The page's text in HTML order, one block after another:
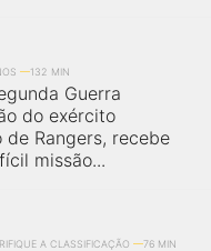
132 MIN
Guerra
do exército
de Rangers, recebe
missão...
A CLASSIFICAÇÃO 76 MIN